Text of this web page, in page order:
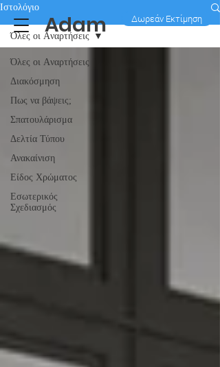
Adam Δωρεάν Εκτίμηση
Ιστολόγιο
Όλες οι Aναρτήσεις
Διακόσμηση
Πως να βάψεις;
Σπατουλάρισμα
Δελτία Τύπου
Ανακαίνιση
Είδος Χρώματος
Εσωτερικός
Σχεδιασμός
Όλες οι Aναρτήσεις